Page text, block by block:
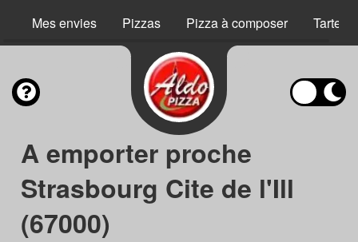
Mes envies Pizzas Pizza à composer Tartes
A emporter proche
Strasbourg Cite de l'Ill
(67000)